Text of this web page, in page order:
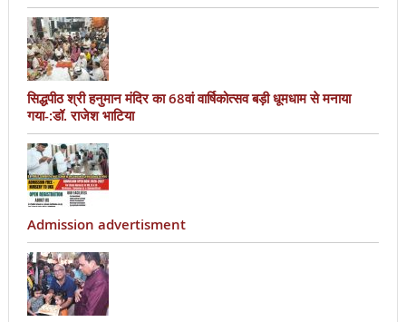
सिद्धपीठ श्री हनुमान मंदिर का 68वां वार्षिकोत्सव बड़ी धूमधाम से मनाया
गया-:डॉ. राजेश भाटिया
Admission advertisment